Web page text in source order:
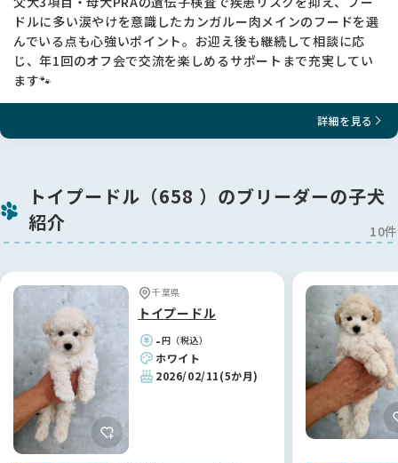
ドルに多い涙やけを意識したカンガルー肉メインのフードを選
んでいる点も心強いポイント。お迎え後も継続して相談に応
じ、年1回のオフ会で交流を楽しめるサポートまで充実してい
ます🐾
詳細を見る
トイプードル（658 ）のブリーダーの子犬
紹介
10件
千葉県
トイプードル
-円（税込）
ホワイト
2026/02/11(5か月)